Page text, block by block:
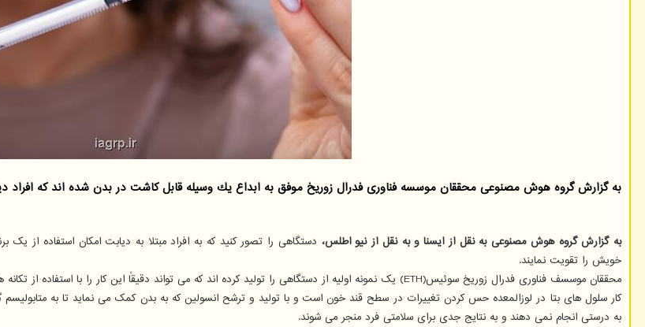
به گزارش گروه هوش مصنوعی محققان موسسه فناوری فدرال زوریخ موفق به ابداع یك وسیله قابل كاشت در بدن شده اند كه افراد
به گزارش گروه هوش مصنوعی به نقل از ایسنا و به نقل از نیو اطلس، دستگاهی را تصور کنید که به افراد مبتلا به دیابت امکان استفاده از یک
خویش را تقویت نمایند.
محققان موسسف فناوری فدرال زوریخ سوئیس(ETH) یک نمونه اولیه از دستگاهی را تولید کرده اند که می تواند دقیقاً این کار را با استفاده از تکانه های الکتریکی برای کنترل بیان ژن در سلول های بتای محصور شده انجام دهد.
کار سلول های بتا در لوزالمعده حس کردن تغییرات در سطح قند خون است و با تولید و ترشح انسولین که به بدن کمک می نماید تا به متابولیسم
به درستی انجام نمی دهند و به نتایج جدی برای سلامتی فرد منجر می شوند.